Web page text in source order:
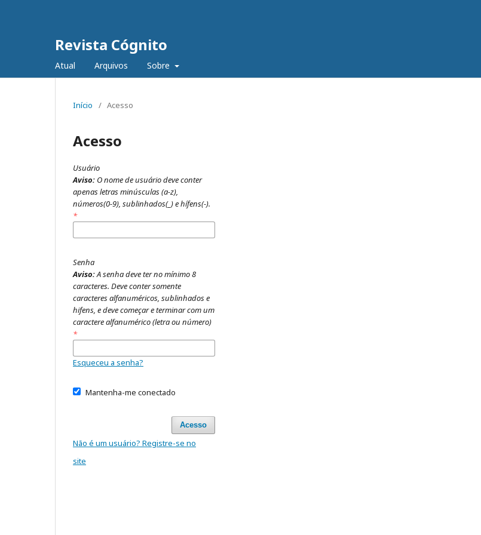
Revista Cógnito
Atual Arquivos Sobre
Início / Acesso
Acesso
Usuário
Aviso: O nome de usuário deve conter
apenas letras minúsculas (a-z),
números(0-9), sublinhados(_) e hífens(-).
*
Senha
Aviso:A senha deve ter no mínimo 8
caracteres. Deve conter somente
caracteres alfanuméricos, sublinhados e
hifens, e deve começar e terminar com um
caractere alfanumérico (letra ou número)
*
Esqueceu a senha?
Mantenha-me conectado
Acesso
Não é um usuário? Registre-se no
site